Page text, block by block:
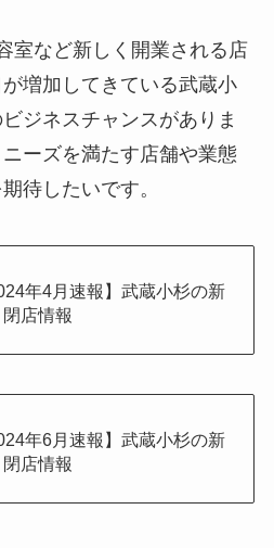
室など新しく開業される店
増加してきている武蔵小
ジネスチャンスがありま
ーズを満たす店舗や業態
待したいです。
年4月速報】武蔵小杉の新
閉店情報
年6月速報】武蔵小杉の新
閉店情報